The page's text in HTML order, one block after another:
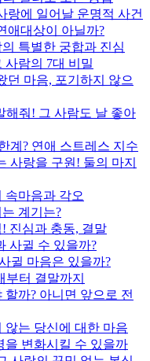
랑에 일어날 운명적 사건
애대상이 아닐까?
특별한 궁합과 진심
사람의 7대 비밀
던 마음, 포기하지 않으
해줘! 그 사람도 날 좋아
계? 연애 스트레스 지수
사랑을 구원! 둘의 마지
속마음과 각오
계기는?
진심과 충동, 결말
사귈 수 있을까?
귈 마음은 있을까?
터 결말까지
까? 아니면 앞으로 전
않는 당신에 대한 마음
을 변화시킬 수 있을까